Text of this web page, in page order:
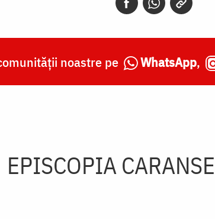
noastre pe WhatsApp,
EPISCOPIA